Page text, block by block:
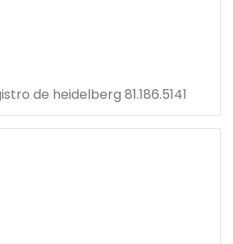
de heidelberg 81.186.5141